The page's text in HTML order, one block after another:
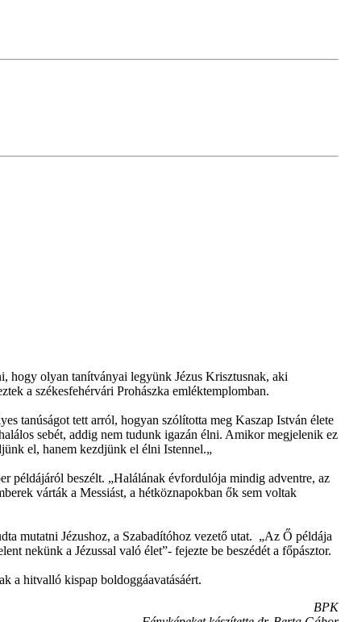
hogy olyan tanítványai legyünk Jézus Krisztusnak, aki
a székesfehérvári Prohászka emléktemplomban.
tanúságot tett arról, hogyan szólította meg Kaszap István élete
sebét, addig nem tudunk igazán élni. Amikor megjelenik ez
el, hanem kezdjünk el élni Istennel.„
példájáról beszélt. „Halálának évfordulója mindig adventre, az
várták a Messiást, a hétköznapokban ők sem voltak
mutatni Jézushoz, a Szabadítóhoz vezető utat. „Az Ő példája
nekünk a Jézussal való élet”- fejezte be beszédét a főpásztor.
a hitvalló kispap boldoggáavatásáért.
BPK